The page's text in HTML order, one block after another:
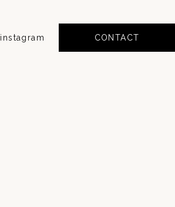
instagram CONTACT